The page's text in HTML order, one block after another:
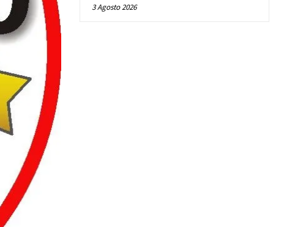
3 Agosto 2026